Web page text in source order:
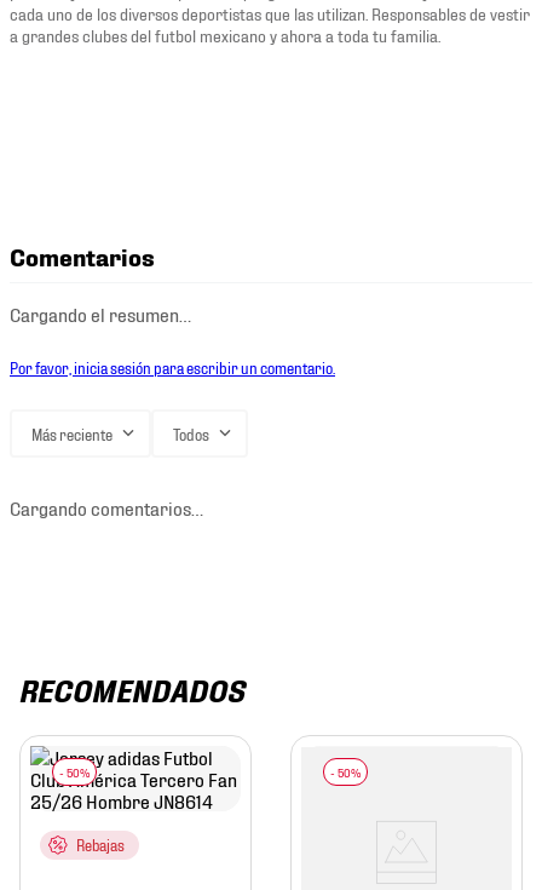
cada uno de los diversos deportistas que las utilizan. Responsables de vestir
a grandes clubes del futbol mexicano y ahora a toda tu familia.
Comentarios
Cargando el resumen…
Por favor, inicia sesión para escribir un comentario.
Más reciente Todos
Cargando comentarios…
RECOMENDADOS
Rebajas